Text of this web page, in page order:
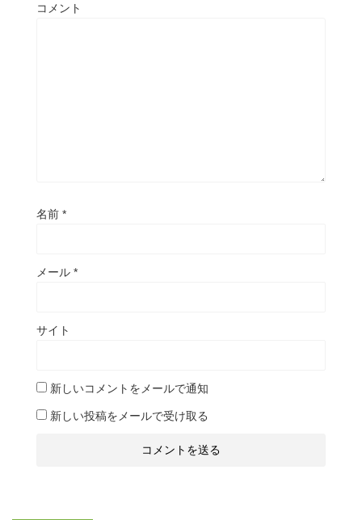
コメント
名前 *
メール *
サイト
新しいコメントをメールで通知
新しい投稿をメールで受け取る